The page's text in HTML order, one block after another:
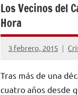
Los Vecinos del
Hora
3 febrero, 2015
No
comentarios
Tras más de una
cuatro años desde